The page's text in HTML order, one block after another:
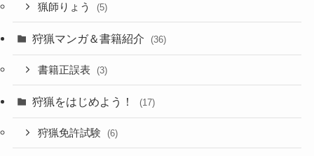
猟師りょう (5)
狩猟マンガ＆書籍紹介 (36)
書籍正誤表 (3)
狩猟をはじめよう！ (17)
狩猟免許試験 (6)